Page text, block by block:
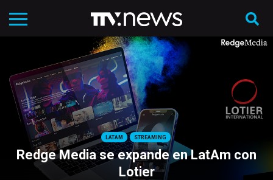
LATAM STREAMING
Redge Media se expande en LatAm con
Lotier